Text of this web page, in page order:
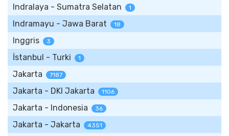
Indralaya - Sumatra Selatan 1
Indramayu - Jawa Barat 18
Inggris 3
İstanbul - Turki 1
Jakarta 7187
Jakarta - DKI Jakarta 1106
Jakarta - Indonesia 36
Jakarta - Jakarta 4351